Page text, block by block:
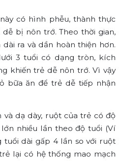
có hình phễu, thành thực
bị nôn trớ. Theo thời gian,
ra và dần hoàn thiện hơn.
3 tuổi có dạng tròn, kích
khiến trẻ dễ nôn trớ. Vì vậy
bữa ăn để trẻ dễ tiếp nhận
và dạ dày, ruột của trẻ có độ
nhiều lần theo độ tuổi (Ví
dài gấp 4 lần so với ruột
lại có hệ thống mao mạch